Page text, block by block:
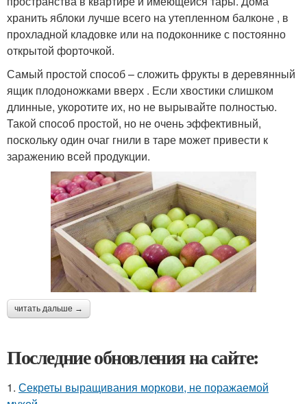
хранить яблоки лучше всего на утепленном балконе , в
прохладной кладовке или на подоконнике с постоянно
открытой форточкой.
Самый простой способ – сложить фрукты в деревянный
ящик плодоножками вверх . Если хвостики слишком
длинные, укоротите их, но не вырывайте полностью.
Такой способ простой, но не очень эффективный,
поскольку один очаг гнили в таре может привести к
заражению всей продукции.
читать дальше →
Последние обновления на сайте:
1. Секреты выращивания моркови, не поражаемой